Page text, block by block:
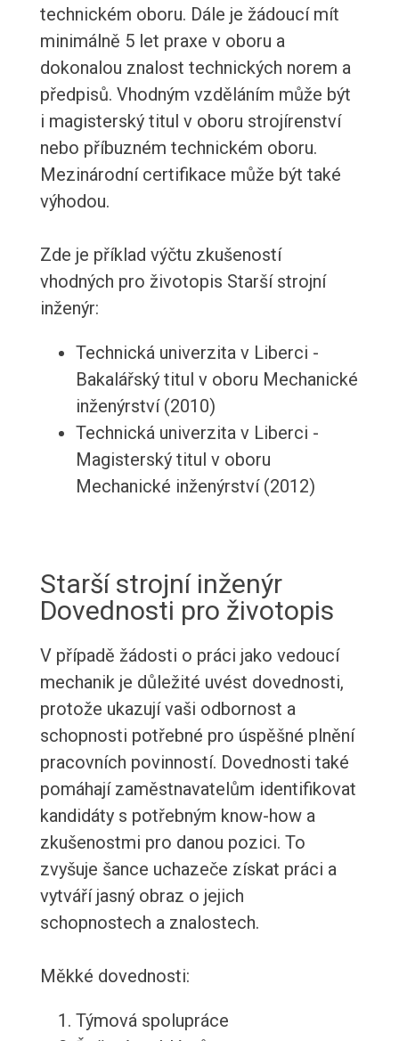
technickém oboru. Dále je žádoucí mít
minimálně 5 let praxe v oboru a
dokonalou znalost technických norem a
předpisů. Vhodným vzděláním může být
i magisterský titul v oboru strojírenství
nebo příbuzném technickém oboru.
Mezinárodní certifikace může být také
výhodou.
Zde je příklad výčtu zkušeností
vhodných pro životopis Starší strojní
inženýr:
Technická univerzita v Liberci -
Bakalářský titul v oboru Mechanické
inženýrství (2010)
Technická univerzita v Liberci -
Magisterský titul v oboru
Mechanické inženýrství (2012)
Starší strojní inženýr
Dovednosti pro životopis
V případě žádosti o práci jako vedoucí
mechanik je důležité uvést dovednosti,
protože ukazují vaši odbornost a
schopnosti potřebné pro úspěšné plnění
pracovních povinností. Dovednosti také
pomáhají zaměstnavatelům identifikovat
kandidáty s potřebným know-how a
zkušenostmi pro danou pozici. To
zvyšuje šance uchazeče získat práci a
vytváří jasný obraz o jejich
schopnostech a znalostech.
Měkké dovednosti:
Týmová spolupráce